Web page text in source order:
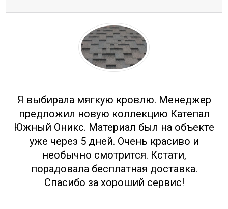
Я выбирала мягкую кровлю. Менеджер
предложил новую коллекцию Катепал
Южный Оникс. Материал был на объекте
уже через 5 дней. Очень красиво и
необычно смотрится. Кстати,
порадовала бесплатная доставка.
Спасибо за хороший сервис!